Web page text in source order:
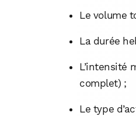
Le volume
La durée
L’intensité
complet) ;
Le type